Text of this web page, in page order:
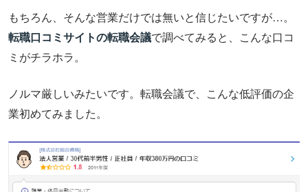
もちろん、そんな営業だけでは無いと信じたいですが…。
転職口コミサイトの転職会議で調べてみると、こんな口コ
ミがチラホラ。
ノルマ厳しいみたいです。転職会議で、こんな低評価の企
業初めてみました。